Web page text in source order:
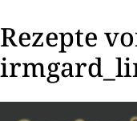
Rezepte